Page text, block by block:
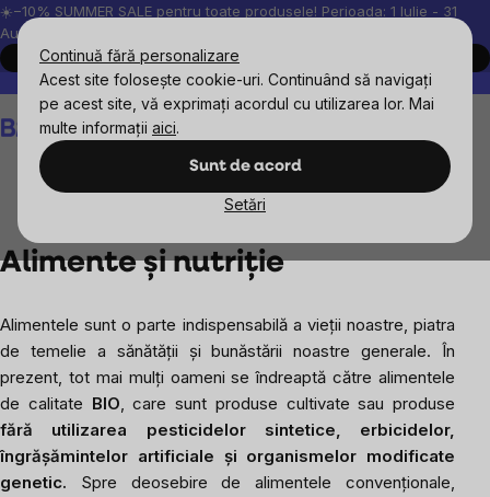
Continuă fără personalizare
Acest site folosește cookie-uri. Continuând să navigați
pe acest site, vă exprimați acordul cu utilizarea lor. Mai
multe informații aici.
Sunt de acord
Setări
Treci
la
conținut
☀️−10% SUMMER SALE pentru toate produsele! Perioada: 1 Iulie - 31
August, 2026.
Cumpără acum
Peste 200.000 de recenzii verificate
Produsele noastre sunt
Coş
de
Alimente și nutriție
Alimentele sunt o parte indispensabilă a vieții noastre, piatra
de temelie a sănătății și bunăstării noastre generale. În
prezent, tot mai mulți oameni se îndreaptă către alimentele
de calitate BIO, care sunt produse cultivate sau produse
fără utilizarea pesticidelor sintetice, erbicidelor,
îngrășămintelor artificiale și organismelor modificate
genetic. Spre deosebire de alimentele convenționale,